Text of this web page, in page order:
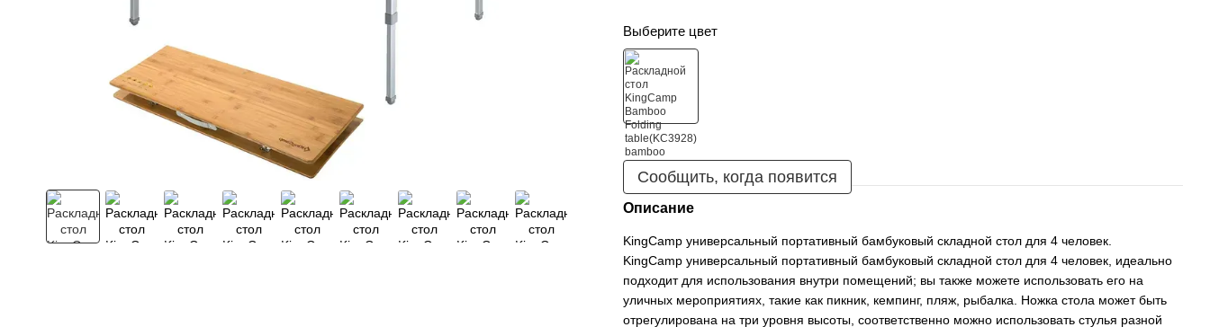
Выберите цвет
Сообщить, когда появится
Описание
KingCamp универсальный портативный бамбуковый складной стол для 4 человек.
KingCamp универсальный портативный бамбуковый складной стол для 4 человек, идеально
подходит для использования внутри помещений; вы также можете использовать его на
уличных мероприятиях, такие как пикник, кемпинг, пляж, рыбалка. Ножка стола может быть
отрегулирована на три уровня высоты, соответственно можно использовать стулья разной